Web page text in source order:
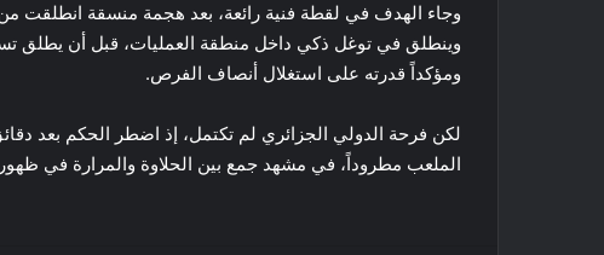
وجاء الهدف في لقطة فنية رائعة، بعد هجمة منسقة انطلقت
وينطلق في توغل ذكي داخل منطقة العمليات، قبل أن يطلق
ومؤكداً قدرته على استغلال أنصاف الفرص.
لكن فرحة الدولي الجزائري لم تكتمل، إذ اضطر الحكم بعد
الملعب مطروداً، في مشهد جمع بين الحلاوة والمرارة في